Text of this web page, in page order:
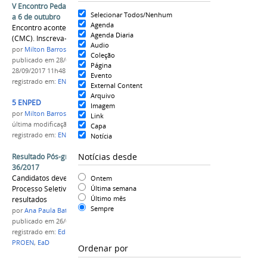
Selecionar Todos/Nenhum
Agenda
Agenda Diaria
Audio
Coleção
Página
Evento
External Content
Arquivo
Imagem
Link
Capa
Notícia
Notícias desde
Ontem
Última semana
Último mês
Sempre
Ordenar por
V Encontro Pedagógico do IFAM acontece de 02
a 6 de outubro
Encontro acontece no Campus Manaus Centro
(CMC). Inscreva-se
por Milton Barros
publicado em 28/09/2017 —última modificação
28/09/2017 11h48
registrado em: ENPED,PROEN Ensino
5 ENPED
por Milton Barros
última modificação
em 28/09/2017 11h45
registrado em: ENPED ,PROEN,Ensino
Resultado Pós-graduação em EaD - Edital 35 e
36/2017
Candidatos devem acessar o banner do
Processo Seletivo para ter acesso aos
resultados
porAna Paula Batista
publicado em 26/07/2017
registrado em: Edital 35/2017
PROEN, EaD